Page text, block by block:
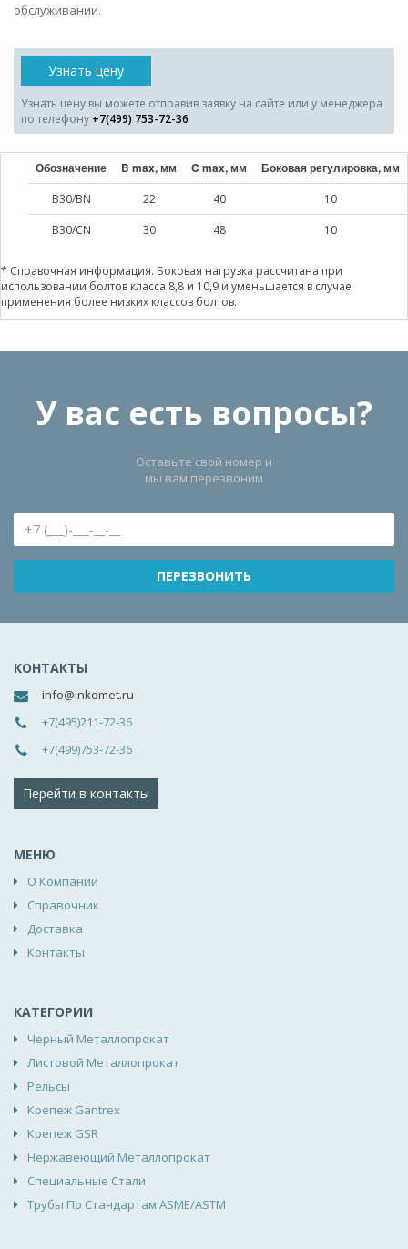
обслуживании.
Узнать цену
Узнать цену вы можете отправив заявку на сайте или у менеджера
по телефону +7(499) 753-72-36
Обозначение B max, мм C max, мм Боковая регулировка, мм
B30/BN 22 40
10
B30/CN
30 48 10
* Справочная информация. Боковая нагрузка рассчитана при
использовании болтов класса 8,8 и 10,9 и уменьшается в случае
применения более низких классов болтов.
У вас есть вопросы?
Оставьте свой номер и
мы вам перезвоним
КОНТАКТЫ
info@inkomet.ru
+7(495)211-72-36
+7(499)753-72-36
Перейти в контакты
МЕНЮ
О Компании
Справочник
Доставка
Контакты
КАТЕГОРИИ
Черный Металлопрокат
Листовой Металлопрокат
Рельсы
Крепеж Gantrex
Крепеж GSR
Нержавеющий Металлопрокат
Специальные Стали
Трубы По Стандартам ASME/ASTM